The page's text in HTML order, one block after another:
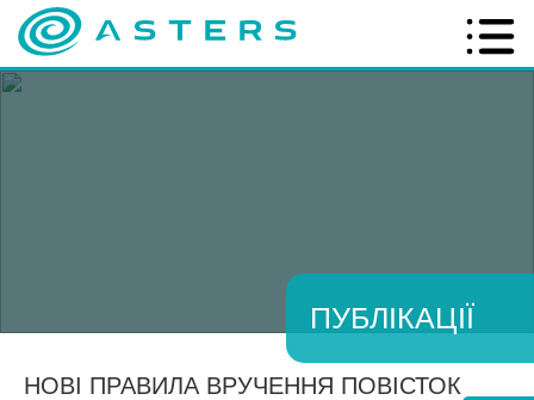
ПУБЛІКАЦІЇ
НОВІ ПРАВИЛА ВРУЧЕННЯ ПОВІСТОК